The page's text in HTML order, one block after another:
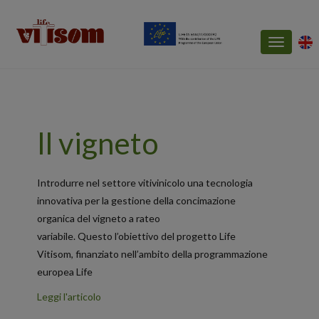
Toggle
Il vigneto
Introdurre nel settore vitivinicolo una tecnologia
innovativa per la gestione della concimazione
organica del vigneto a rateo
variabile. Questo l’obiettivo del progetto Life
Vitisom, finanziato nell’ambito della programmazione
europea Life
Leggi l'articolo